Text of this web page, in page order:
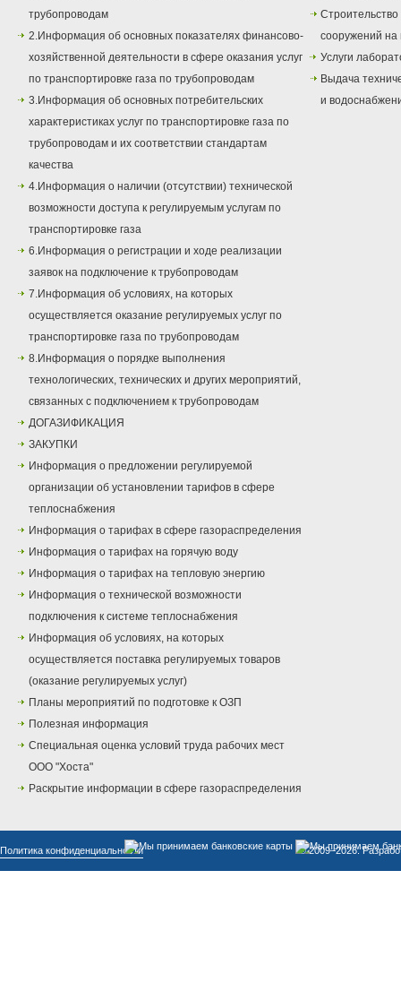
трубопроводам
2.Информация об основных показателях финансово-
хозяйственной деятельности в сфере оказания услуг
по транспортировке газа по трубопроводам
3.Информация об основных потребительских
характеристиках услуг по транспортировке газа по
трубопроводам и их соответствии стандартам
качества
4.Информация о наличии (отсутствии) технической
возможности доступа к регулируемым услугам по
транспортировке газа
6.Информация о регистрации и ходе реализации
заявок на подключение к трубопроводам
7.Информация об условиях, на которых
осуществляется оказание регулируемых услуг по
транспортировке газа по трубопроводам
8.Информация о порядке выполнения
технологических, технических и других мероприятий,
связанных с подключением к трубопроводам
ДОГАЗИФИКАЦИЯ
ЗАКУПКИ
Информация о предложении регулируемой
организации об установлении тарифов в сфере
теплоснабжения
Информация о тарифах в сфере газораспределения
Информация о тарифах на горячую воду
Информация о тарифах на тепловую энергию
Информация о технической возможности
подключения к системе теплоснабжения
Информация об условиях, на которых
осуществляется поставка регулируемых товаров
(оказание регулируемых услуг)
Планы мероприятий по подготовке к ОЗП
Полезная информация
Специальная оценка условий труда рабочих мест
ООО "Хоста"
Раскрытие информации в сфере газораспределения
сооружений на
Услуги
Выдача
и
Политика конфиденциальности © 2009–2026.